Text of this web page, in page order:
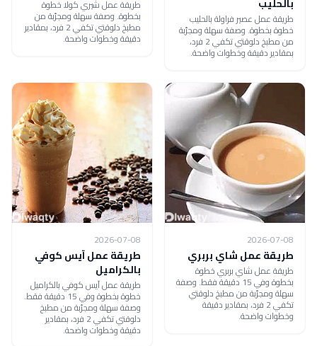
بالحليب
طريقة عمل عصير فراولة بالحليب
خطوة بخطوة. وصفة سهلة ومجرّبة
من مطبخ دلوقتي تكفي 2 فرد،
بمقادير دقيقة وخطوات واضحة.
طريقة عمل شيري كولا خطوة
بخطوة. وصفة سهلة ومجرّبة من
مطبخ دلوقتي تكفي 2 فرد، بمقادير
دقيقة وخطوات واضحة.
2026-07-08
طريقة عمل شاي بربري
طريقة عمل شاي بربري خطوة
بخطوة وفي 15 دقيقة فقط. وصفة
سهلة ومجرّبة من مطبخ دلوقتي
تكفي 2 فرد، بمقادير دقيقة
وخطوات واضحة.
2026-07-08
طريقة عمل آيس كوفي
بالكراميل
طريقة عمل آيس كوفي بالكراميل
خطوة بخطوة وفي 15 دقيقة فقط.
وصفة سهلة ومجرّبة من مطبخ
دلوقتي تكفي 2 فرد، بمقادير
دقيقة وخطوات واضحة.